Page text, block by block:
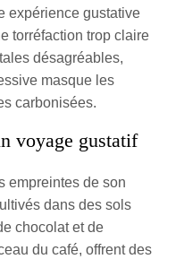
expérience gustative
torréfaction trop claire
désagréables,
masque les
carbonisées.
voyage gustatif
empreintes de son
dans des sols
chocolat et de
du café, offrent des